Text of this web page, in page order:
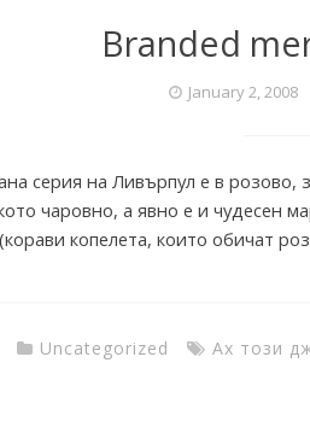
Branded
January 2, 2008
серия на Ливърпул е в розово,
чаровно, а явно е и чудесен
копелета, които обичат
Uncategorized Ах този